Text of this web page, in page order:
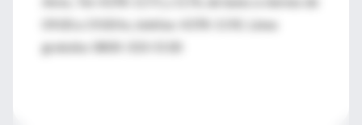
09.00 a 19.00 hs, telefax: 4378-1192. Línea
gratuita: 0800-333-5530